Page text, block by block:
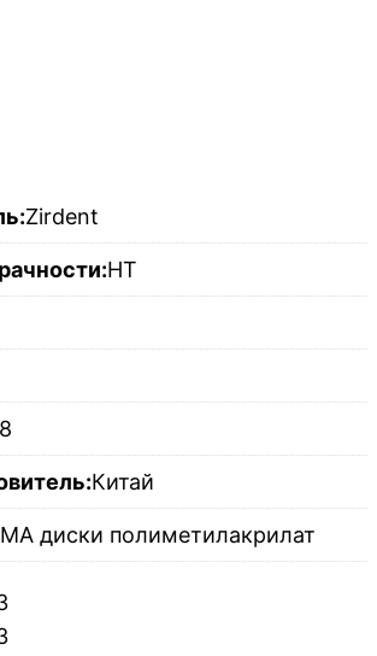
Zirdent
HT
Китай
диски полиметилакрилат